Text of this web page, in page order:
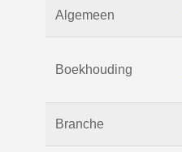
Algemeen
Boekhouding
Branche